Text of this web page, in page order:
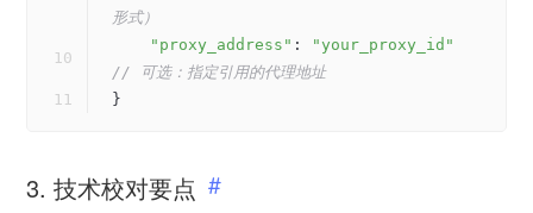
形式）
"proxy_address" :
"your_proxy_id"
// 可选：指定引用的代理地址
}
3. 技术校对要点